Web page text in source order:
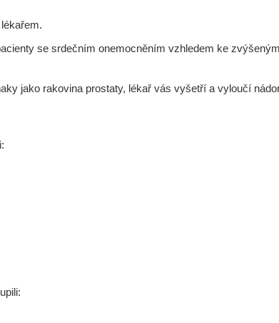
se srdečním onemocněním vzhledem ke
jako rakovina prostaty, lékař vás vyšetří a vyloučí